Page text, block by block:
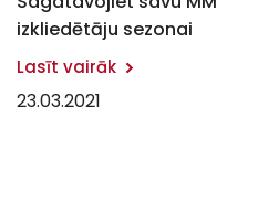
izkliedētāju sezonai
Lasīt vairāk
23.03.2021